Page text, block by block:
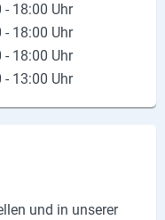
- 18:00 Uhr
- 18:00 Uhr
- 18:00 Uhr
- 13:00 Uhr
und in unserer